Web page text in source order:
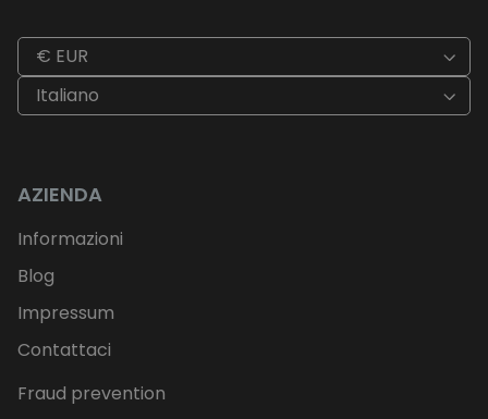
€ EUR
Italiano
AZIENDA
Informazioni
Blog
Impressum
Contattaci
Fraud prevention